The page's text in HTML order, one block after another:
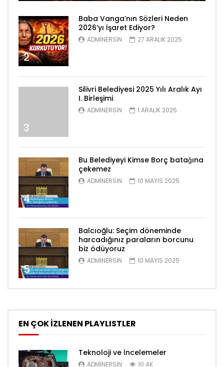
2
Baba Vanga’nın Sözleri Neden
2026’yı İşaret Ediyor?
ADMINERSIN 27 ARALIK 2025
3
Silivri Belediyesi 2025 Yılı Aralık Ayı
I. Birleşimi
ADMINERSIN 1 ARALIK 2025
4
Bu Belediyeyi Kimse Borç batağına
çekemez
ADMINERSIN 10 MAYIS 2025
5
Balcıoğlu: Seçim döneminde
harcadığınız paraların borcunu
biz ödüyoruz
ADMINERSIN 10 MAYIS 2025
EN ÇOK İZLENEN PLAYLISTLER
Teknoloji ve İncelemeler
ADMINERSIN 10.4K